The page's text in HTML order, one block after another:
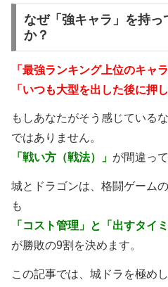
なぜ「強キャラ」を持
か？
「最強ランキング上位のキャ
「いつも大型を出した後に押
もしあなたがそう感じている
ではありません。
「戦い方（戦法）」 が間違っ
城とドラゴンは、格闘ゲーム
も
「コスト管理」と「出すタイ
が勝敗の9割を決めます。
この記事では、城ドラを極め